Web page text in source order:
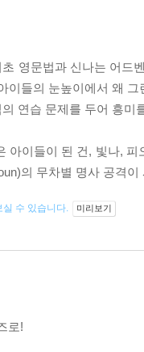
영문법과 신나는 어드
이들의 눈높이에서 왜
연습 문제를 두어 흥미
아이들이 된 건, 빛나,
의 무차별 명사 공격이
실 수 있습니다. 미리보기
로!